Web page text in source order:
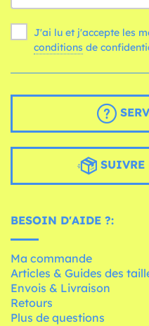
J'ai lu et j'accepte les
conditions de
SUIVRE
BESOIN D'AIDE ?:
Ma commande
Articles & Guides des
Envois & Livraison
Retours
Plus de questions